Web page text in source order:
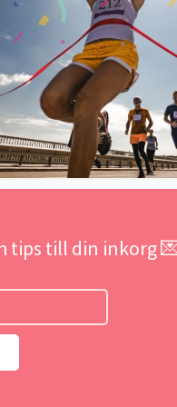
tips till din inkorg